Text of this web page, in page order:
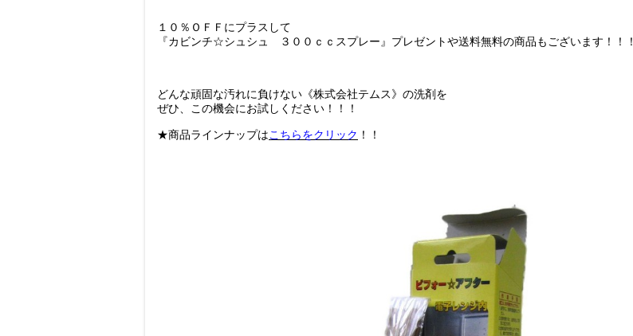
１０％ＯＦＦにプラスして
『カビンチ☆シュシュ ３００ｃｃスプレー』プレゼントや送料無料の商品もございます！！！
どんな頑固な汚れに負けない《株式会社テムス》の洗剤を
ぜひ、この機会にお試しください！！！
★商品ラインナップはこちらをクリック ！！